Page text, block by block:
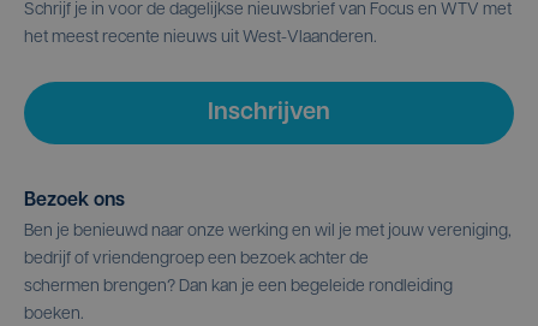
Schrijf je in voor de dagelijkse nieuwsbrief van Focus en WTV met
het meest recente nieuws uit West-Vlaanderen.
Inschrijven
Bezoek ons
Ben je benieuwd naar onze werking en wil je met jouw vereniging,
bedrijf of vriendengroep een bezoek achter de
schermen brengen? Dan kan je een begeleide rondleiding
boeken.